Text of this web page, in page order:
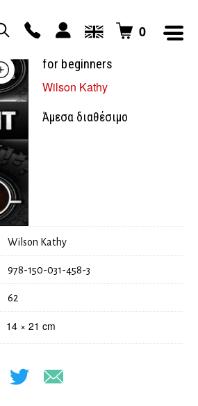
0
for beginners
Wilson Kathy
Άμεσα διαθέσιμο
14 × 21 cm
Wilson Kathy
978-150-031-458-3
62